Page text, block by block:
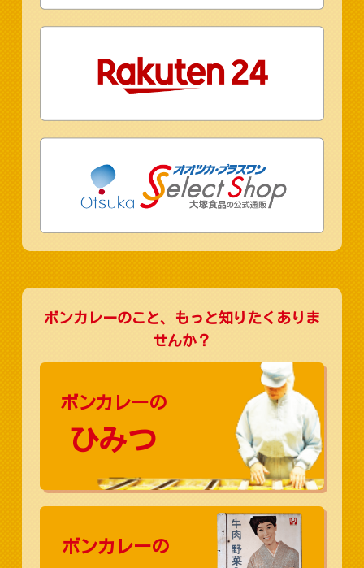
ボンカレーのこと、もっと知りたくありま
せんか？
ボンカレーの
ひみつ
ボンカレーの